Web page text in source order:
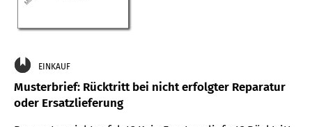
EINKAUF
Musterbrief: Rücktritt bei nicht erfolgter Reparatur
oder Ersatzlieferung